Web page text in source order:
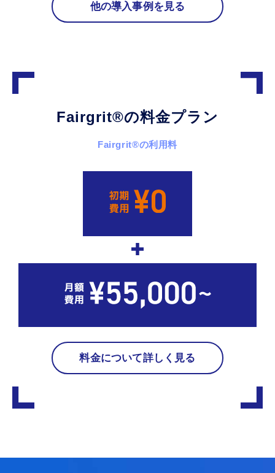
他の導入事例を見る
Fairgrit®の料金プラン
Fairgrit®の利用料
料金について詳しく見る